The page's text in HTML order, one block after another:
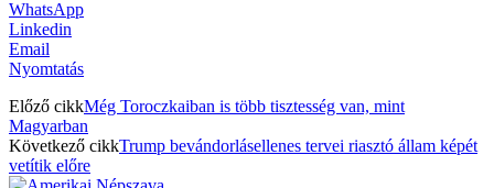
WhatsApp
Linkedin
Email
Nyomtatás
Előző cikkMég Toroczkaiban is több tisztesség van, mint
Magyarban
Következő cikkTrump bevándorlásellenes tervei riasztó állam képét
vetítik előre